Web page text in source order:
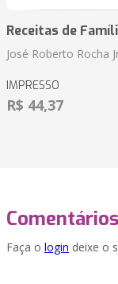
Receitas de
José Roberto Rocha
IMPRESSO
R$ 44,37
Comentários
Faça o login deixe o